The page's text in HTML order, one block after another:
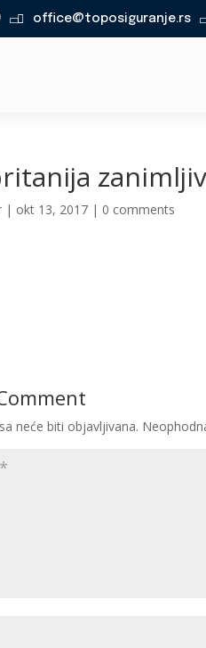
 office@toposiguranje.rs
| okt 13, 2017 | 0 comments
neće biti objavljivana.